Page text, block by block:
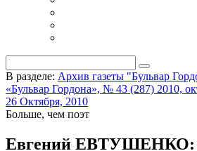
В разделе: Архив газеты "Бульвар
«Бульвар Гордона», № 43 (287) 2010,
26 Октября, 2010
Больше, чем поэт
Евгений ЕВТУШЕНКО: «А